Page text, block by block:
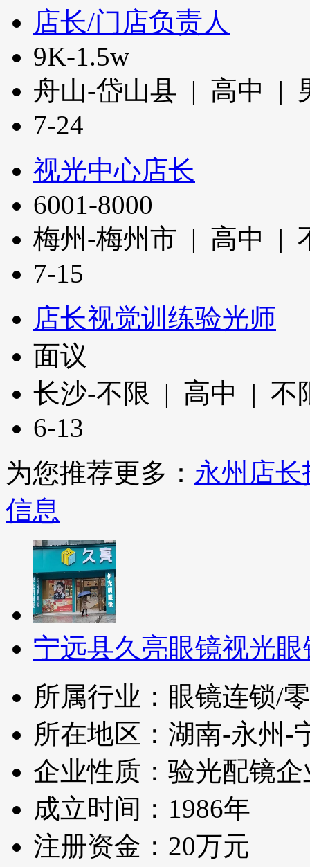
店长/门店负责人
9K-1.5w
舟山-岱山县 | 高中 |
7-24
视光中心店长
6001-8000
梅州-梅州市 | 高中 |
7-15
店长视觉训练验光师
面议
长沙-不限 | 高中 | 不
6-13
为您推荐更多： 永州店
信息
宁远县久亮眼镜视光眼
所属行业：眼镜连锁/
所在地区：湖南-永州-
企业性质：验光配镜企
成立时间：1986年
注册资金：20万元